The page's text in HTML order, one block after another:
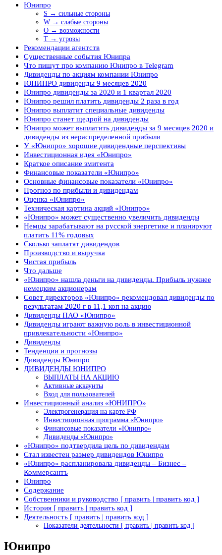
Юнипро
S → сильные стороны
W → слабые стороны
O → возможности
T → угрозы
Рекомендации агентств
Существенные события Юнипра
Что пишут про компанию Юнипро в Telegram
Дивиденды по акциям компании Юнипро
ЮНИПРО дивиденды 9 месяцев 2020
Юнипро дивиденды за 2020 и 1 квартал 2020
Юнипро решил платить дивиденды 2 раза в год
Юнипро выплатит специальные дивиденды
Юнипро станет щедрой на дивиденды
Юнипро может выплатить дивиденды за 9 месяцев 2020 и
дивиденды из нераспределенной прибыли
У «Юнипро» хорошие дивидендные перспективы
Инвестиционная идея «Юнипро»
Краткое описание эмитента
Финансовые показатели «Юнипро»
Основные финансовые показатели «Юнипро»
Прогноз по прибыли и дивидендам
Оценка «Юнипро»
Техническая картина акций «Юнипро»
«Юнипро» может существенно увеличить дивиденды
Немцы зарабатывают на русской энергетике и планируют
платить 11% годовых
Сколько заплатят дивидендов
Производство и выручка
Чистая прибыль
Что дальше
«Юнипро» нашла деньги на дивиденды. Прибыль нужнее
немецким акционерам
Совет директоров «Юнипро» рекомендовал дивиденды по
результатам 2020 г в 11,1 коп на акцию
Дивиденды ПАО «Юнипро»
Дивиденды играют важную роль в инвестиционной
привлекательности «Юнипро»
Дивиденды
Тенденции и прогнозы
Дивиденды Юнипро
ДИВИДЕНДЫ ЮНИПРО
ВЫПЛАТЫ НА АКЦИЮ
Активные аккаунты
Вход для пользователей
Инвестиционный анализ «ЮНИПРО»
Электрогенерация на карте РФ
Инвестиционная программа «Юнипро»
Финансовые показатели «Юнипро»
Дивиденды «Юнипро»
«Юнипро» подтвердила цель по дивидендам
Стал известен размер дивидендов Юнипро
«Юнипро» распланировала дивиденды – Бизнес –
Коммерсантъ
Юнипро
Содержание
Собственники и руководство [ править | править код ]
История [ править | править код ]
Деятельность [ править | править код ]
Показатели деятельности [ править | править код ]
Юнипро